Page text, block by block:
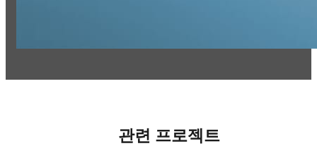
관련 프로젝트